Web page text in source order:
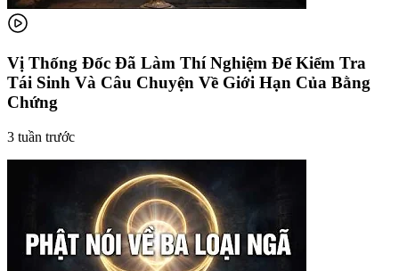
Vị Thống Đốc Đã Làm Thí Nghiệm Để Kiểm Tra
Tái Sinh Và Câu Chuyện Về Giới Hạn Của Bằng
Chứng
3 tuần trước